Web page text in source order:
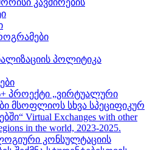
კავშირების
პოლიტიკა
პროექტი „ვირტუალური
მსოფლიოს სხვა სპეციფიკურ
Virtual Exchanges with other
in the world, 2023-2025.
კონსულტაციის